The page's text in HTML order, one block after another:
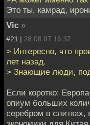
Это ты, камрад,
Vic »
#21 | 28.08.07 16:37
> Интересно, что
лет назад.
> Знающие люди,
Если коротко:
опиум больших
серебром в слитках,